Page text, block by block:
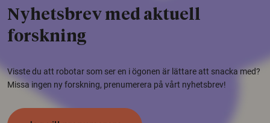
Nyhetsbrev med aktuell
forskning
Visste du att robotar som ser en i ögonen är lättare att snacka med?
Missa ingen ny forskning, prenumerera på vårt nyhetsbrev!